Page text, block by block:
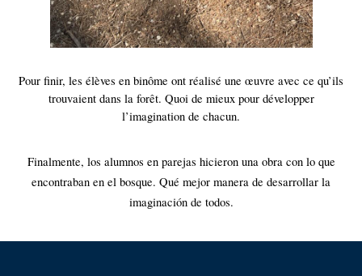
Pour finir, les élèves en binôme ont réalisé une œuvre avec ce qu’ils
trouvaient dans la forêt. Quoi de mieux pour développer
l’imagination de chacun.
Finalmente, los alumnos en parejas hicieron una obra con lo que
encontraban en el bosque. Qué mejor manera de desarrollar la
imaginación de todos.